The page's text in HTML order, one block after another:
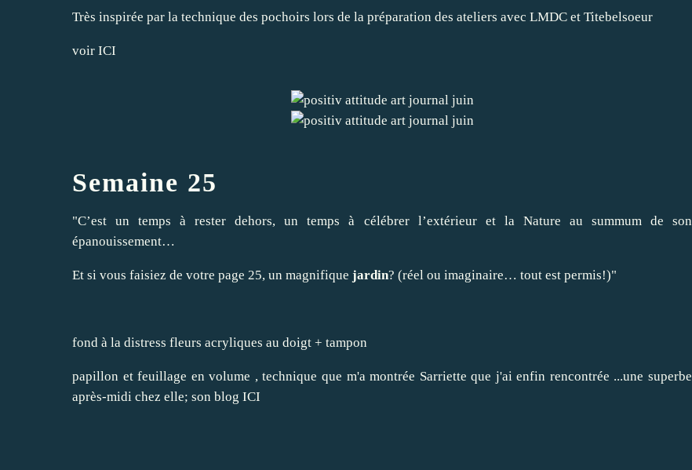
Très inspirée par la technique des pochoirs lors de la préparation des ateliers avec LMDC et Titebelsoeur
voir ICI
Semaine 25
"C’est un temps à rester dehors, un temps à célébrer l’extérieur et la Nature au summum de son
épanouissement…
Et si vous faisiez de votre page 25, un magnifique jardin? (réel ou imaginaire… tout est permis!)"
fond à la distress fleurs acryliques au doigt + tampon
papillon et feuillage en volume , technique que m'a montrée Sarrietteque j'ai enfin rencontrée ...une superbe
après-midi chez elle; son blog ICI